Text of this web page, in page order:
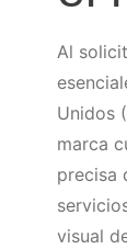
Al
Unidos
marca
precisa
visual